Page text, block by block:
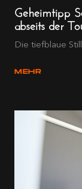
Geheimtipp
abseits der
Die tiefblaue
MEHR